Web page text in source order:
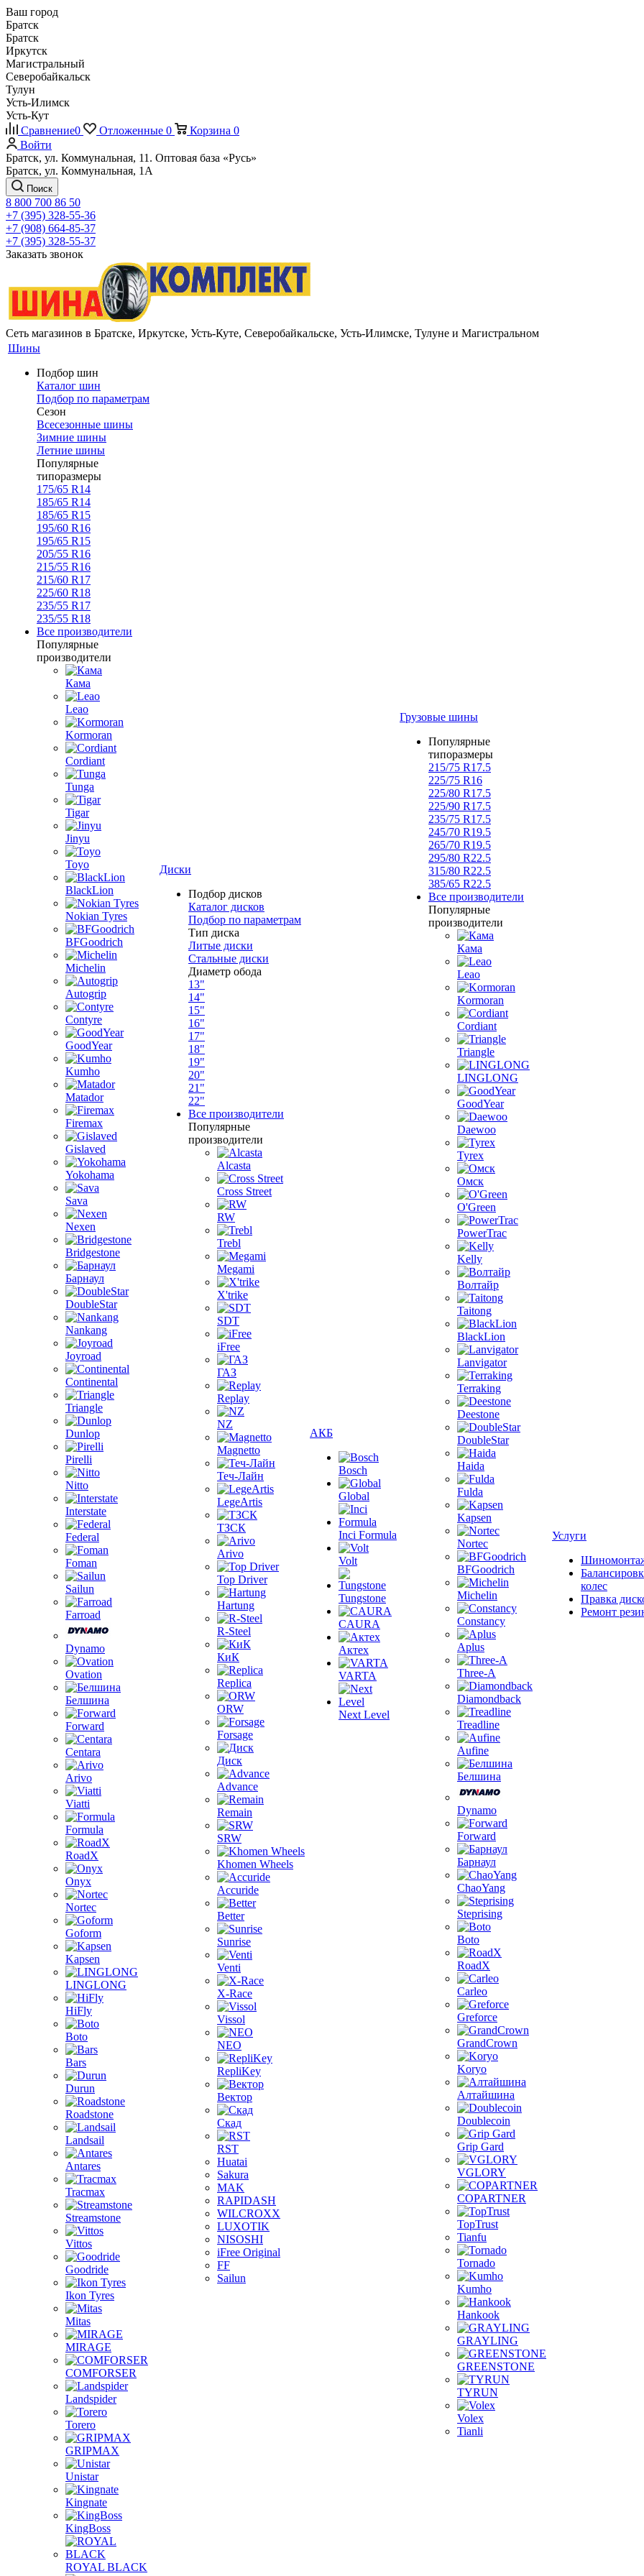
Ваш город
Братск
Братск
Иркутск
Магистральный
Северобайкальск
Тулун
Усть-Илимск
Усть-Кут
Сравнение0 Отложенные 0 Корзина 0
Войти
Братск, ул. Коммунальная, 11. Оптовая база «Русь»
Братск, ул. Коммунальная, 1А
Поиск
8 800 700 86 50
+7 (395) 328-55-36
+7 (908) 664-85-37
+7 (395) 328-55-37
Заказать звонок
Сеть магазинов в Братске, Иркутске, Усть-Куте, Северобайкальске, Усть-Илимске, Тулуне и Магистральном
Шины
Подбор шин
Каталог шин
Подбор по параметрам
Сезон
Всесезонные шины
Зимние шины
Летние шины
Популярные
типоразмеры
175/65 R14
185/65 R14
185/65 R15
195/60 R16
195/65 R15
205/55 R16
215/55 R16
215/60 R17
225/60 R18
235/55 R17
235/55 R18
Все производители
Популярные
производители
Кама
Leao
Kormoran
Cordiant
Tunga
Tigar
Jinyu
Toyo
BlackLion
Nokian Tyres
BFGoodrich
Michelin
Autogrip
Contyre
GoodYear
Kumho
Matador
Firemax
Gislaved
Yokohama
Sava
Nexen
Bridgestone
Барнаул
DoubleStar
Nankang
Joyroad
Continental
Triangle
Dunlop
Pirelli
Nitto
Interstate
Federal
Foman
Sailun
Farroad
Dynamo
Ovation
Белшина
Forward
Centara
Arivo
Viatti
Formula
RoadX
Onyx
Nortec
Goform
Kapsen
LINGLONG
HiFly
Boto
Bars
Durun
Roadstone
Landsail
Antares
Tracmax
Streamstone
Vittos
Goodride
Ikon Tyres
Mitas
MIRAGE
COMFORSER
Landspider
Torero
GRIPMAX
Unistar
Kingnate
KingBoss
ROYAL BLACK
Диски
Подбор дисков
Каталог дисков
Подбор по параметрам
Тип диска
Литые диски
Стальные диски
Диаметр обода
13"
14"
15"
16"
17"
18"
19"
20"
21"
22"
Все производители
Популярные
производители
Alcasta
Cross Street
RW
Trebl
Megami
X'trike
SDT
iFree
ГАЗ
Replay
NZ
Magnetto
Теч-Лайн
LegeArtis
ТЗСК
Arivo
Top Driver
Hartung
R-Steel
КиК
Replica
ORW
Forsage
Диск
Advance
Remain
SRW
Khomen Wheels
Accuride
Better
Sunrise
Venti
X-Race
Vissol
NEO
RepliKey
Вектор
Скад
RST
Huatai
Sakura
MAK
RAPIDASH
WILCROXX
LUXOTIK
NISOSHI
iFree Original
FF
Sailun
АКБ
Bosch
Global
Inci Formula
Volt
Tungstone
CAURA
Актех
VARTA
Next Level
Грузовые шины
Популярные
типоразмеры
215/75 R17.5
225/75 R16
225/80 R17.5
225/90 R17.5
235/75 R17.5
245/70 R19.5
265/70 R19.5
295/80 R22.5
315/80 R22.5
385/65 R22.5
Все производители
Популярные
производители
Кама
Leao
Kormoran
Cordiant
Triangle
LINGLONG
GoodYear
Daewoo
Tyrex
Омск
O'Green
PowerTrac
Kelly
Волтайр
Taitong
BlackLion
Lanvigator
Terraking
Deestone
DoubleStar
Haida
Fulda
Kapsen
Nortec
BFGoodrich
Michelin
Constancy
Aplus
Three-A
Diamondback
Treadline
Aufine
Белшина
Dynamo
Forward
Барнаул
ChaoYang
Steprising
Boto
RoadX
Carleo
Greforce
GrandCrown
Koryo
Алтайшина
Doublecoin
Grip Gard
VGLORY
COPARTNER
TopTrust
Tianfu
Tornado
Kumho
Hankook
GRAYLING
GREENSTONE
TYRUN
Volex
Tianli
Услуги
колес
Правка
Ремонт